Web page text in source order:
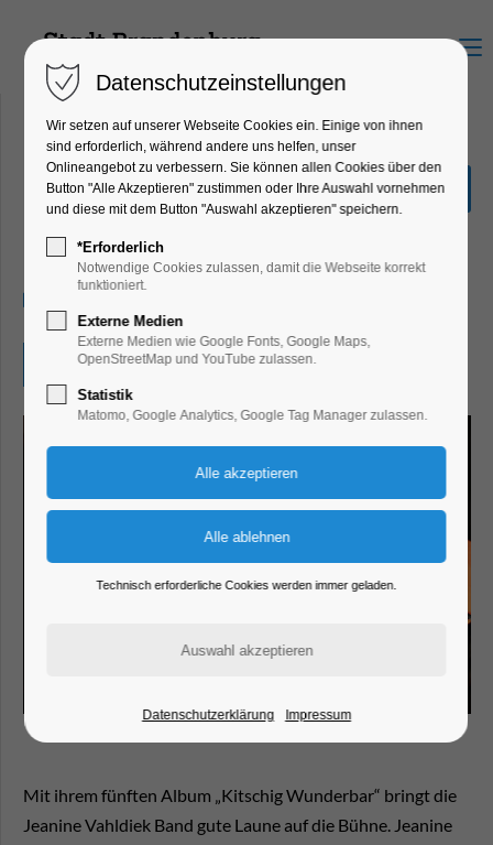
Menu
Konzert Jeanine Vahldiek
Band
Konzert, Musik
Eintritt frei
Mit ihrem fünften Album „Kitschig Wunderbar“ bringt die
Jeanine Vahldiek Band gute Laune auf die Bühne. Jeanine
Datenschutzeinstellungen
Wir setzen auf unserer Webseite Cookies ein. Einige von ihnen
sind erforderlich, während andere uns helfen, unser
Onlineangebot zu verbessern. Sie können allen Cookies über den
Button "Alle Akzeptieren" zustimmen oder Ihre Auswahl vornehmen
und diese mit dem Button "Auswahl akzeptieren" speichern.
*Erforderlich
Notwendige Cookies zulassen, damit die Webseite korrekt
funktioniert.
Externe Medien
Externe Medien wie Google Fonts, Google Maps,
OpenStreetMap und YouTube zulassen.
Statistik
Matomo, Google Analytics, Google Tag Manager zulassen.
Technisch erforderliche Cookies werden immer geladen.
Datenschutzerklärung Impressum